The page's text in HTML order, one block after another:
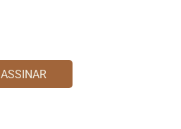
ASSINAR